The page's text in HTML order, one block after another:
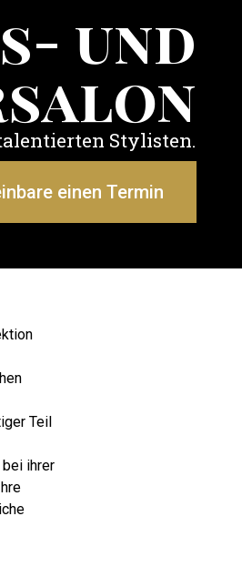
und
Stylisten.
einen Termin
Teil
ihrer